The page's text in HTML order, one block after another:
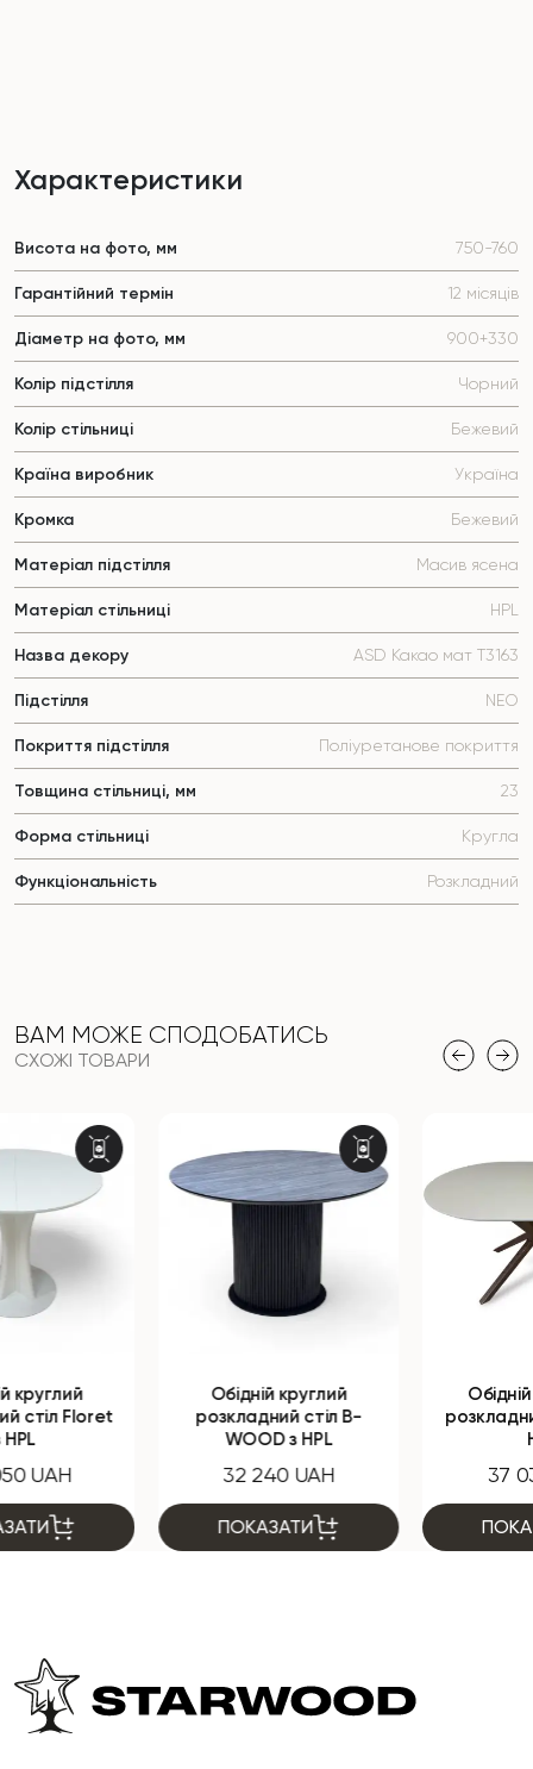
Характеристики
Висота на фото, мм 750-760
Гарантійний термін 12 місяців
Діаметр на фото, мм 900+330
Колір підстілля Чорний
Колір стільниці Бежевий
Країна виробник Україна
Кромка Бежевий
Матеріал підстілля Масив ясена
Матеріал стільниці HPL
Назва декору ASD Какао мат Т3163
Підстілля NEO
Покриття підстілля Поліуретанове покриття
Товщина стільниці, мм 23
Форма стільниці Кругла
Функціональність Розкладний
ВАМ МОЖЕ СПОДОБАТИСЬ
СХОЖІ ТОВАРИ
Обідній круглий
розкладний стіл B-
ПОКАЗАТИ
Обідній овальний
розкладний стіл NEO з
ПОКАЗАТИ